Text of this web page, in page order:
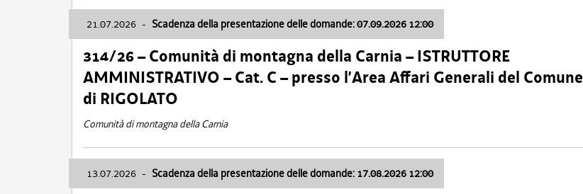
21.07.2026 - Scadenza della presentazione delle domande: 07.09.2026 12:00
314/26 – Comunità di montagna della Carnia – ISTRUTTORE
AMMINISTRATIVO – Cat. C – presso l’Area Affari Generali del Comune
di RIGOLATO
Comunità di montagna della Carnia
13.07.2026 - Scadenza della presentazione delle domande: 17.08.2026 12:00